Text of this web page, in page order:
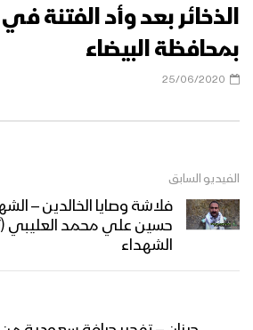
ومسورة) –
إيجاز صحفي للقوات
تفاصيل ومشاهد عملية
مديريتي الصومعة
الذخائر بعد وأد الفتنة
بمحافظة البيضاء
25/06/2020
الفيديو السابق
فلاشة وصايا الخالدين –
حسين علي محمد العليبي
الشهداء